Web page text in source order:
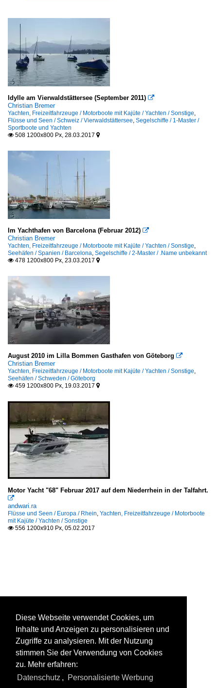
Idylle am Vierwaldstättersee (September 2011) 
Christian Bremer
Yachten, Freizeitfahrzeuge / Motorboote mit Kajüte / Yachten / Sonstige,
Flüsse und Seen / Schweiz / Vierwaldstättersee, Segelschiffe / 1-Master /
Sportboote und Yachten
 508 1200x800 Px, 28.03.2017 
Im Yachthafen von Barcelona (Februar 2012) 
Christian Bremer
Yachten, Freizeitfahrzeuge / Motorboote mit Kajüte / Yachten / Sonstige,
Seehäfen / Spanien / Barcelona, Segelschiffe / 2-Master / .Name unbekannt
 478 1200x800 Px, 23.03.2017 
August 2010 im Lilla Bommen Gasthafen von Göteborg 
Christian Bremer
Yachten, Freizeitfahrzeuge / Motorboote mit Kajüte / Yachten / Sonstige,
Seehäfen / Schweden / Göteborg
 459 1200x800 Px, 19.03.2017 
Motor Yacht "68" Februar 2017 auf dem Niederrhein in der Talfahrt.

andwari.ra
Flüsse und Seen / Europa / Rhein, Yachten, Freizeitfahrzeuge / Motorboote
mit Kajüte / Yachten / Sonstige
 556 1200x910 Px, 05.02.2017
Diese Webseite verwendet Cookies, um
Inhalte und Anzeigen zu personalisieren und
Zugriffe zu analysieren. Mit der Nutzung
stimmen Sie der Verwendung von Cookies
zu. Mehr erfahren:
Datenschutz , Personalisierte Werbung